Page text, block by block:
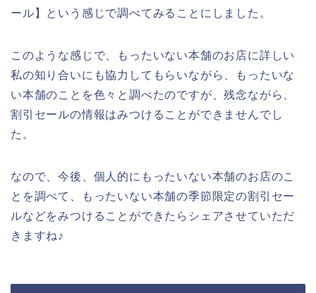
ール】という感じで調べてみることにしました。
このような感じで、もったいない本舗のお店に詳しい
私の知り合いにも協力してもらいながら、もったいな
い本舗のことを色々と調べたのですが、残念ながら、
割引セールの情報はみつけることができませんでし
た。
なので、今後、個人的にもったいない本舗のお店のこ
とを調べて、もったいない本舗の季節限定の割引セー
ルなどをみつけることができたらシェアさせていただ
きますね♪